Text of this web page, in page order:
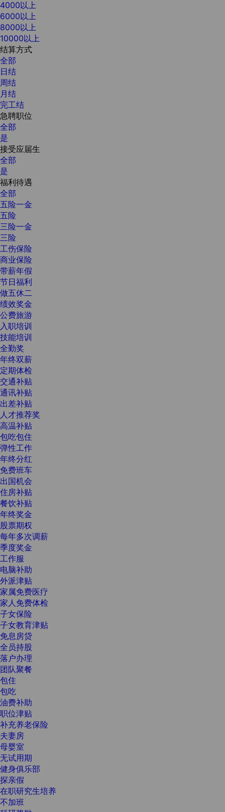
4000以上
6000以上
8000以上
10000以上
结算方式
全部
日结
周结
月结
完工结
急聘职位
全部
是
接受应届生
全部
是
福利待遇
全部
五险一金
五险
三险一金
三险
工伤保险
商业保险
带薪年假
节日福利
做五休二
绩效奖金
公费旅游
入职培训
技能培训
全勤奖
年终双薪
定期体检
交通补贴
通讯补贴
出差补贴
人才推荐奖
高温补贴
包吃包住
弹性工作
年终分红
免费班车
出国机会
住房补贴
餐饮补贴
年终奖金
股票期权
每年多次调薪
季度奖金
工作服
电脑补助
外派津贴
家属免费医疗
家人免费体检
子女保险
子女教育津贴
免息房贷
全员持股
落户办理
团队聚餐
包住
包吃
油费补助
职位津贴
补充养老保险
夫妻房
母婴室
无试用期
健身俱乐部
探亲假
在职研究生培养
不加班